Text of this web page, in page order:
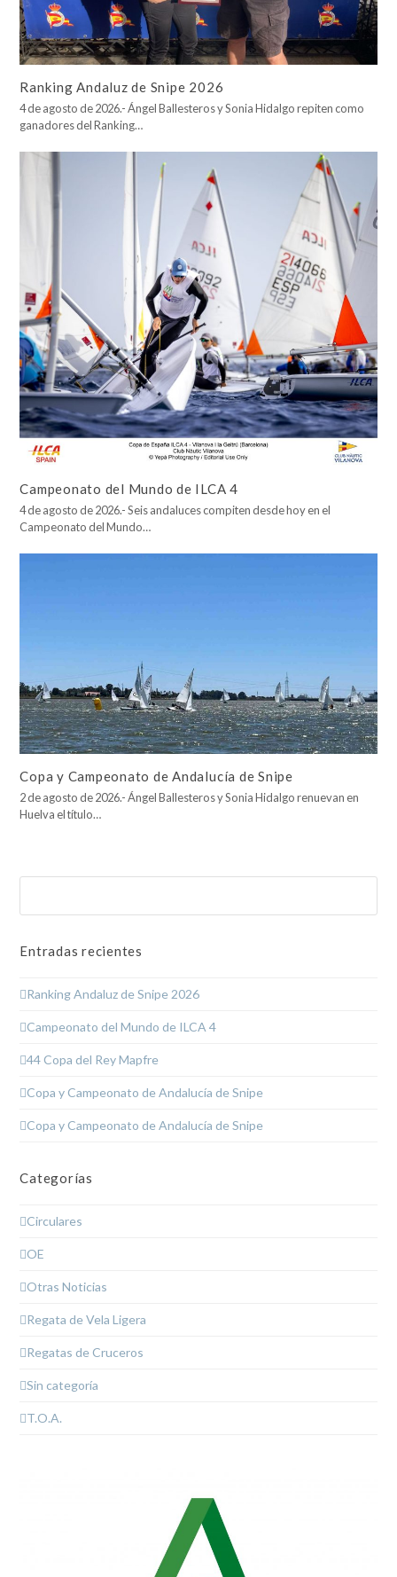
Ranking Andaluz de Snipe 2026
4 de agosto de 2026.- Ángel Ballesteros y Sonia Hidalgo repiten como
ganadores del Ranking…
Campeonato del Mundo de ILCA 4
4 de agosto de 2026.- Seis andaluces compiten desde hoy en el
Campeonato del Mundo…
Copa y Campeonato de Andalucía de Snipe
2 de agosto de 2026.- Ángel Ballesteros y Sonia Hidalgo renuevan en
Huelva el título…
Entradas recientes
Ranking Andaluz de Snipe 2026
Campeonato del Mundo de ILCA 4
44 Copa del Rey Mapfre
Copa y Campeonato de Andalucía de Snipe
Copa y Campeonato de Andalucía de Snipe
Categorías
Circulares
OE
Otras Noticias
Regata de Vela Ligera
Regatas de Cruceros
Sin categoría
T.O.A.